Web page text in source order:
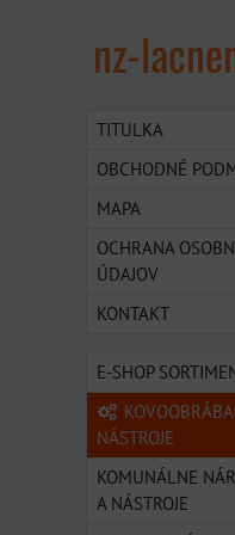
nz-
TITULKA
OBCHODNÉ
MAPA
OCHRANA
ÚDAJOV
KONTAKT
E-SHOP
NÁSTROJE
KOMUNÁLNE
A NÁSTROJE